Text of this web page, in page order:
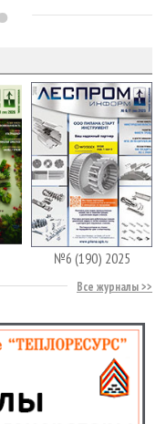
№6 (190) 2025
Все журналы